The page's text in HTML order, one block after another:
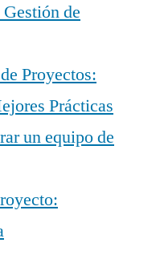
de
Proyectos:
Prácticas
un equipo de